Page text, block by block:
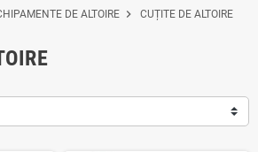
DE ALTOIRE chevron_right CUȚITE DE ALTOIRE